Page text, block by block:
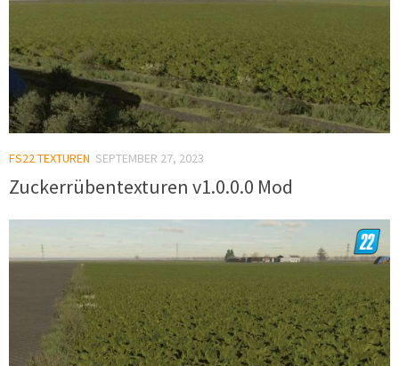
FS22 TEXTUREN SEPTEMBER 27, 2023
Zuckerrübentexturen v1.0.0.0 Mod